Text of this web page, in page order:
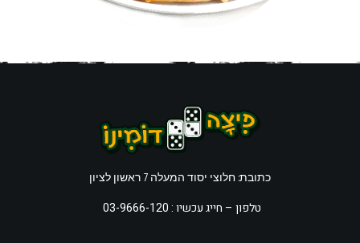
כתובת: חלוצי יסוד המעלה 7 ראשון לציון
טלפון – חייג עכשיו : 03-9666-120